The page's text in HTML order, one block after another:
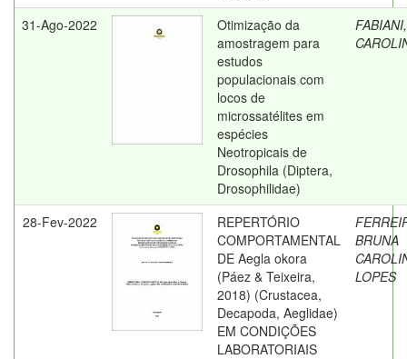
31-Ago-2022
Otimização da
amostragem para
estudos
populacionais com
locos de
microssatélites em
espécies
Neotropicais de
Drosophila (Diptera,
Drosophilidae)
28-Fev-2022
REPERTÓRIO
COMPORTAMENTAL
DE Aegla okora
(Páez & Teixeira,
2018) (Crustacea,
Decapoda, Aeglidae)
EM CONDIÇÕES
LABORATORIAIS
BRUNA
LOPES